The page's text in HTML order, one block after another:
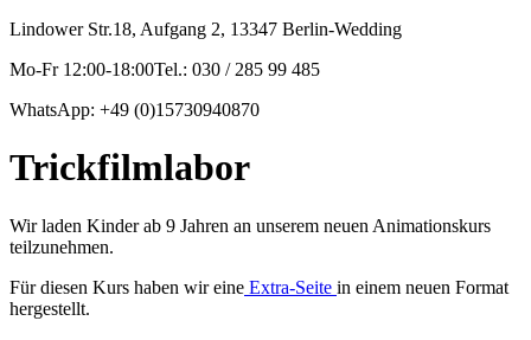
Lindower Str.18, Aufgang 2, 13347 Berlin-Wedding
Mo-Fr 12:00-18:00Tel.: 030 / 285 99 485
WhatsApp: +49 (0)15730940870
Trickfilmlabor
Wir laden Kinder ab 9 Jahren an unserem neuen Animationskurs
teilzunehmen.
Für diesen Kurs haben wir eine Extra-Seite in einem neuen Format
hergestellt.